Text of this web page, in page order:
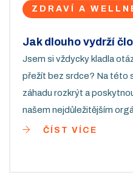
ZDRAVÍ A
Jak dlouho vydrží
Jsem si vždycky kladla
přežít bez srdce? Na této
záhadu rozkrýt a
našem nejdůležitějším
které hrají roli při přežití
ČÍST VÍCE